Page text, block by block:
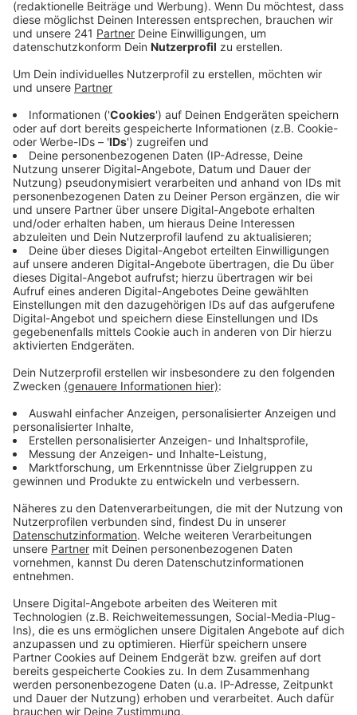
Veröffentlicht:Mittwoch, 30.11.2022 15:23
Kinder können sich jetzt etwa über ein Seil-
Klettergerät, eine Mehrfachschaukel, einer Rutsche
mit Stelzenhaus sowie über eine Wippe freuen, so die
Stadt. Für Eltern gebe es außerdem jetzt neue
Sitzgelegenheiten. Um Einzugsbereich des Wiesdorfer
Spielplatzes im Stadtpark wohnen über 200 Kinder, so
die Stadt.
Anzeige
Weitere Meldungen aus Leverkusen
Anzeige
Hitdorf betroffen
Prozess gegen Al-Zein-Clan wird kleiner
Fußgänger angefahren: Leverkusener begeht
Unfallflucht in Köln
Anzeige
Anzeige